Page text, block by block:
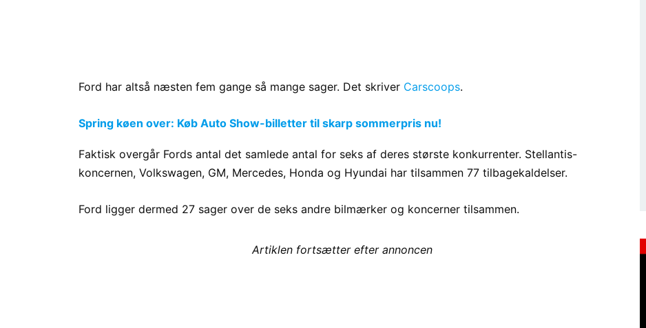
Ford har altså næsten fem gange så mange sager. Det skriver Carscoops.
Spring køen over: Køb Auto Show-billetter til skarp sommerpris nu!
Faktisk overgår Fords antal det samlede antal for seks af deres største konkurrenter. Stellantis-
koncernen, Volkswagen, GM, Mercedes, Honda og Hyundai har tilsammen 77 tilbagekaldelser.
Ford ligger dermed 27 sager over de seks andre bilmærker og koncerner tilsammen.
Artiklen fortsætter efter annoncen